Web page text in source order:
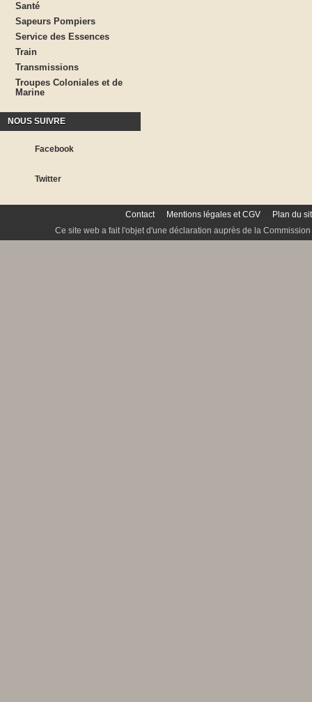
Santé
Sapeurs Pompiers
Service des Essences
Train
Transmissions
Troupes Coloniales et de
Marine
NOUS SUIVRE
Facebook
Twitter
Contact Mentions légales et CGV
Plan du
Ce site web a fait l'objet d'une déclaration auprès de la